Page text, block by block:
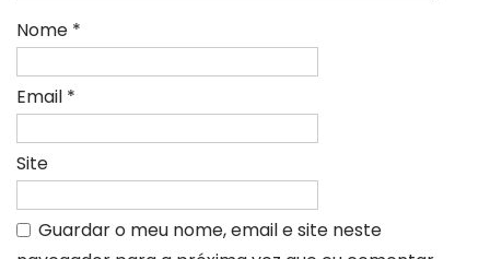
Nome *
Email *
Site
Guardar o meu nome, email e site neste